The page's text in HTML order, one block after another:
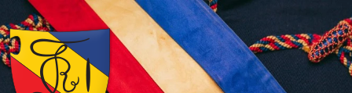
Inhalt
springen